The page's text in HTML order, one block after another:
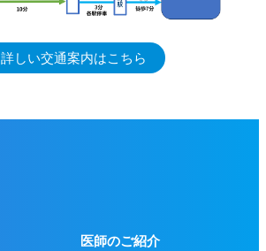
詳しい交通案内はこちら
医師のご紹介